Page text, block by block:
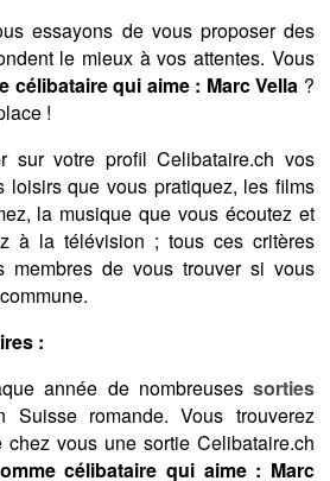
essayons de vous proposer des
le mieux à vos attentes. Vous
célibataire qui aime : Marc Vella ?
!
sur votre profil Celibataire.ch vos
loisirs que vous pratiquez, les films
la musique que vous écoutez et
à la télévision ; tous ces critères
membres de vous trouver si vous
:
année de nombreuses sorties
romande. Vous trouverez
chez vous une sortie Celibataire.ch
célibataire qui aime : Marc